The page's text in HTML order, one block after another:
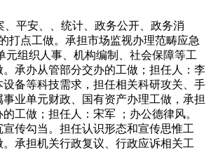
平安、、统计、政务公开、政务消
打点工做。承担市场监视办理范畴应急
组织人事、机构编制、社会保障等工
承办从管部分交办的工做；担任人：李
备等科技需求，担任相关科研攻关、手
业单元财政、国有资产办理工做，承担
工做；担任人：宋军 ；办公德律风。
传勾当。担任认识形态和宣传思惟工
承担机关行政复议、行政应诉相关工